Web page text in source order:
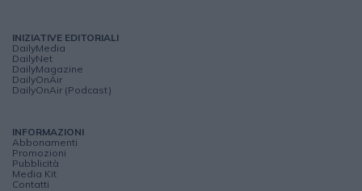
INIZIATIVE EDITORIALI
DailyMedia
DailyNet
DailyMagazine
DailyOnAir
DailyOnAir (Podcast)
INFORMAZIONI
Abbonamenti
Promozioni
Pubblicità
Media Kit
Contatti